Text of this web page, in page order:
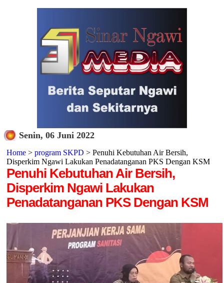
Senin, 06 Juni 2022
Home> program SKPD > Penuhi Kebutuhan Air Bersih,
Disperkim Ngawi Lakukan Penadatanganan PKS Dengan KSM
Penuhi Kebutuhan Air Bersih,
Disperkim Ngawi Lakukan
Penadatanganan PKS Dengan KSM